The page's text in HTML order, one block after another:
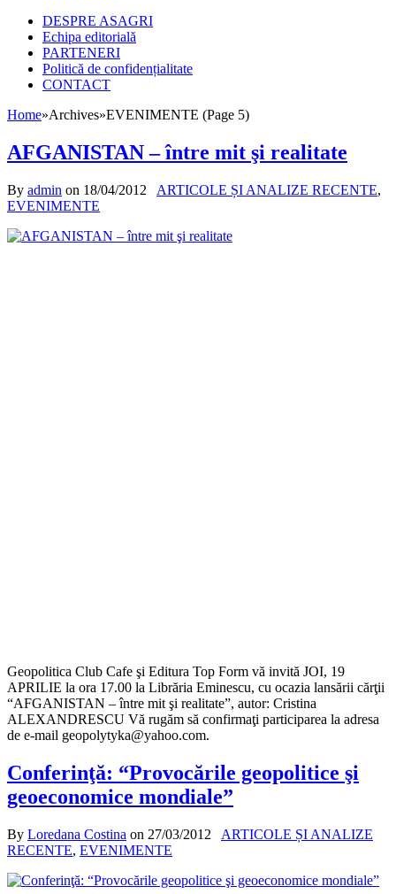
DESPRE ASAGRI
Echipa editorială
PARTENERI
Politică de confidențialitate
CONTACT
Home»Archives»EVENIMENTE (Page 5)
AFGANISTAN – între mit şi realitate
By admin on 18/04/2012 ARTICOLE ȘI ANALIZE RECENTE,
EVENIMENTE
Geopolitica Club Cafe şi Editura Top Form vă invită JOI, 19
APRILIE la ora 17.00 la Librăria Eminescu, cu ocazia lansării cărţii
“AFGANISTAN – între mit şi realitate”, autor: Cristina
ALEXANDRESCU Vă rugăm să confirmaţi participarea la adresa
de e-mail geopolytyka@yahoo.com.
Conferinţă: “Provocările geopolitice şi
geoeconomice mondiale”
By Loredana Costina on 27/03/2012
ARTICOLE ȘI ANALIZE
RECENTE, EVENIMENTE